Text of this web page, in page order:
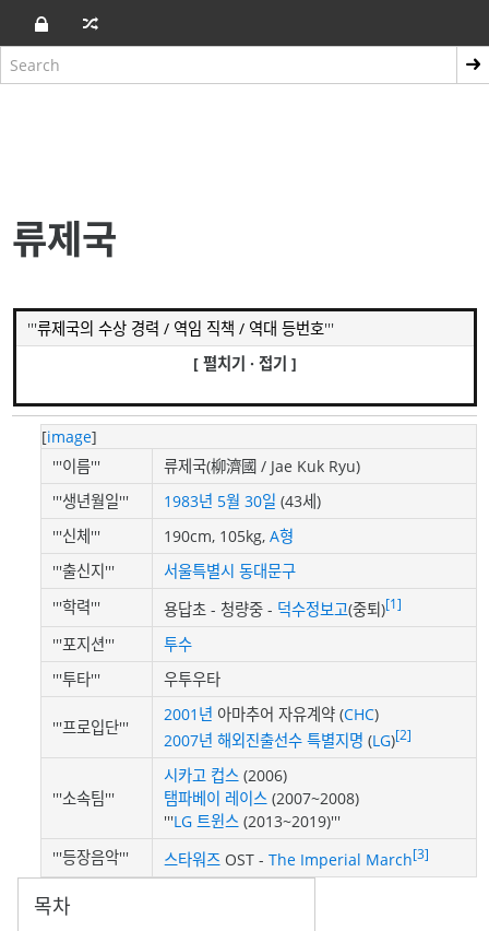
류제국
'''류제국의 수상 경력 / 역임 직책 / 역대 등번호'''
[ 펼치기 · 접기 ]
[image]
'''이름'''
류제국(柳濟國 / Jae Kuk Ryu)
'''생년월일'''
1983년 5월 30일 (43세)
'''신체'''
190cm, 105kg, A형
'''출신지'''
서울특별시 동대문구
'''학력'''
용답초 - 청량중 - 덕수정보고(중퇴)[1]
'''포지션'''
투수
'''투타'''
우투우타
'''프로입단'''
2001년 아마추어 자유계약 (CHC)
2007년 해외진출선수 특별지명 (LG)[2]
'''소속팀'''
시카고 컵스 (2006)
탬파베이 레이스 (2007~2008)
'''LG 트윈스 (2013~2019)'''
'''등장음악'''
스타워즈 OST - The Imperial March[3]